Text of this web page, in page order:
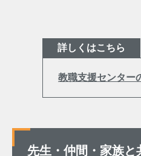
詳しくはこちら
教職支援センター
先生・仲間・家族と